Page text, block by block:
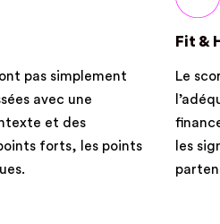
pas simplement
avec une
et des
forts, les points
Fit &
Le
les